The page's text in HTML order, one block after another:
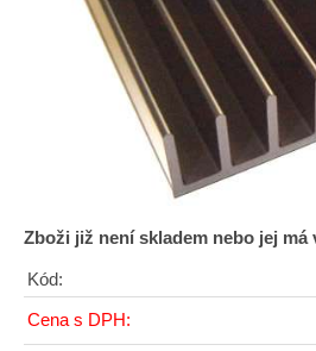
Zboži již není skladem nebo jej
Kód:
Cena s DPH: